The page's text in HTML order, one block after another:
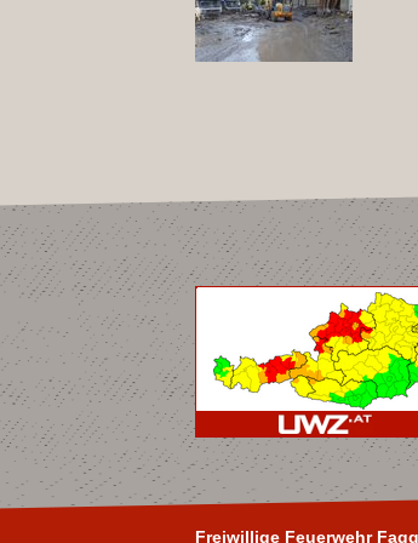
Freiwillige Feuerwehr